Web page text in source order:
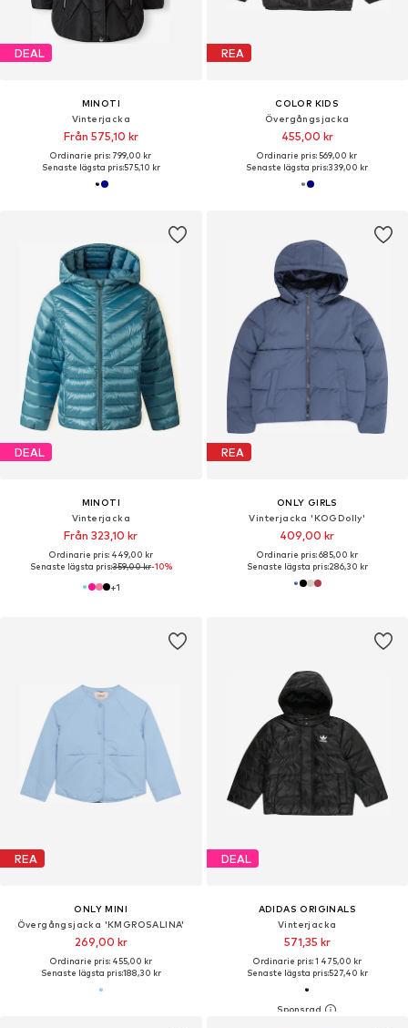
DEAL
MINOTI
Vinterjacka
Från 575,10 kr
Ordinarie pris: 799,00 kr
Senaste lägsta pris:575,10 kr
REA
COLOR KIDS
Övergångsjacka
455,00 kr
Ordinarie pris: 569,00 kr
Senaste lägsta pris:339,00 kr
DEAL
MINOTI
Vinterjacka
Från 323,10 kr
Ordinarie pris: 449,00 kr
Senaste lägsta pris:359,00 kr-10%
+1
REA
ONLY GIRLS
Vinterjacka 'KOGDolly'
409,00 kr
Ordinarie pris: 685,00 kr
Senaste lägsta pris:286,30 kr
REA
ONLY MINI
Övergångsjacka 'KMGROSALINA'
269,00 kr
Ordinarie pris: 455,00 kr
Senaste lägsta pris:188,30 kr
DEAL
ADIDAS ORIGINALS
Vinterjacka
571,35 kr
Ordinarie pris: 1 475,00 kr
Senaste lägsta pris:527,40 kr